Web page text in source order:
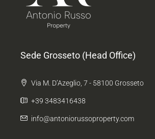
Sede Grosseto (Head Office)
Via M. D’Azeglio, 7 - 58100 Grosseto
+39 3483416438
info@antoniorussoproperty.com